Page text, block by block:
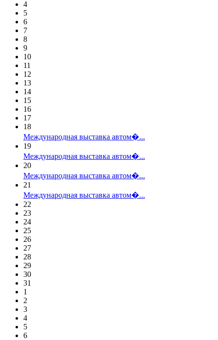
4
5
6
7
8
9
10
11
12
13
14
15
16
17
18
Международная выставка автом�...
19
Международная выставка автом�...
20
Международная выставка автом�...
21
Международная выставка автом�...
22
23
24
25
26
27
28
29
30
31
1
2
3
4
5
6